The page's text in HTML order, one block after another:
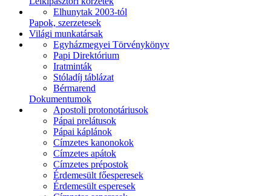
Elhunytak 2003-tól
Papok, szerzetesek
Világi munkatársak
Egyházmegyei Törvénykönyv
Papi Direktórium
Iratminták
Stóladíj táblázat
Bérmarend
Dokumentumok
Apostoli protonotáriusok
Pápai prelátusok
Pápai káplánok
Címzetes kanonokok
Címzetes apátok
Címzetes prépostok
Érdemesült főesperesek
Érdemesült esperesek